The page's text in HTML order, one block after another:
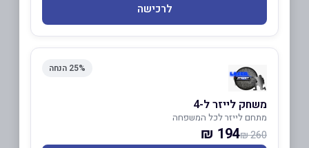
לרכישה
25% הנחה
משחק לייזר ל-4
מתחם לייזר לכל המשפחה
260 ₪
194 ₪